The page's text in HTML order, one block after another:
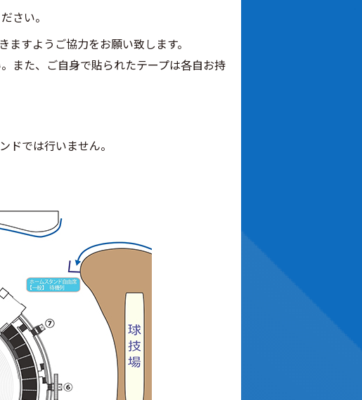
さい。
すようご協力をお願い致します。
また、ご自身で貼られたテープは各自お持
では行いません。